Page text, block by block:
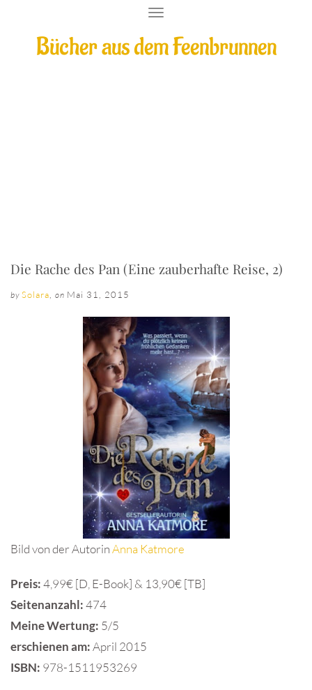
Bücher aus dem Feenbrunnen
T
G
Die Rache des Pan (Eine zauberhafte Reise, 2)
by Solara on Mai 31, 2015
Bild von der AutorinAnna Katmore
Preis:4,99€ [D, E-Book] & 13,90€ [TB]
Seitenanzahl:474
Meine Wertung: 5/5
erschienen am:April 2015
ISBN: 978-1511953269